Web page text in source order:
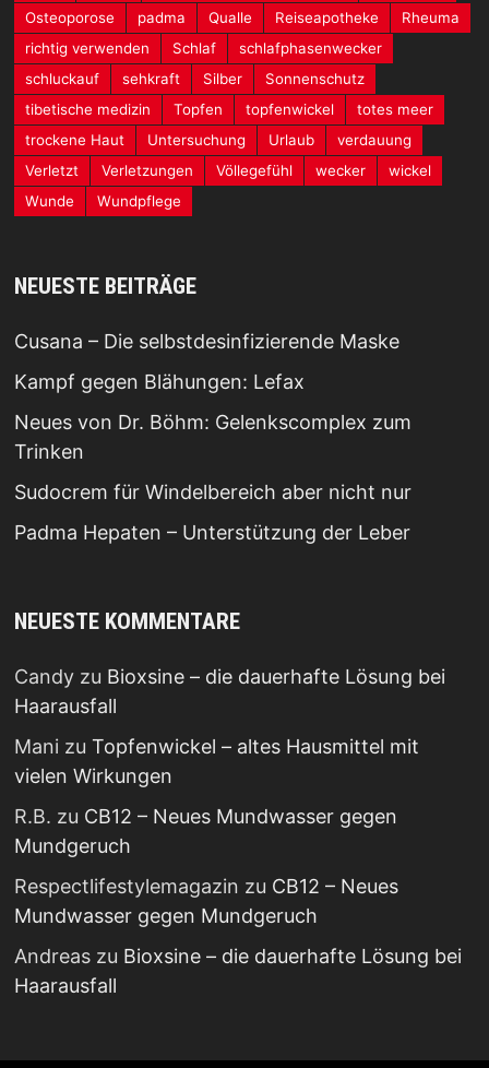
Osteoporose
padma Qualle Reiseapotheke
Rheuma
richtig verwenden
Schlaf
schlafphasenwecker
schluckauf
sehkraft Silber
Sonnenschutz
tibetische medizin
Topfen topfenwickel
totes meer
trockene Haut
Untersuchung Urlaub
verdauung
Verletzt
Verletzungen Völlegefühl wecker
wickel
Wunde
Wundpflege
NEUESTE BEITRÄGE
Cusana – Die selbstdesinfizierende Maske
Kampf gegen Blähungen: Lefax
Neues von Dr. Böhm: Gelenkscomplex zum
Trinken
Sudocrem für Windelbereich aber nicht nur
Padma Hepaten – Unterstützung der Leber
NEUESTE KOMMENTARE
Candyzu Bioxsine – die dauerhafte Lösung bei
Haarausfall
Mani zu Topfenwickel – altes Hausmittel mit
vielen Wirkungen
R.B. zu CB12 – Neues Mundwasser gegen
Mundgeruch
Respectlifestylemagazin zu CB12 – Neues
Mundwasser gegen Mundgeruch
Andreaszu Bioxsine – die dauerhafte Lösung bei
Haarausfall